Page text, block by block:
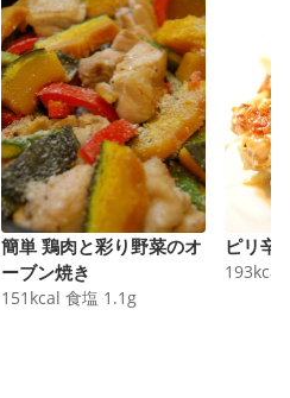
簡単 鶏肉と彩り野菜のオ
ーブン焼き
151 kcal 食塩 1.1 g
ピリ辛
193kcal